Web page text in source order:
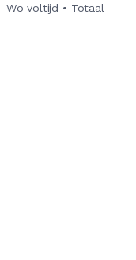
Wo voltijd • Totaal